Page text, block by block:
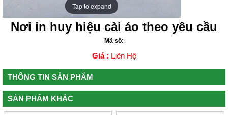
Tap to expand
Tap to expand
Nơi in huy hiệu cài áo theo yêu cầu
Mã số:
Giá : Liên Hệ
THÔNG TIN SẢN PHẨM
SẢN PHẨM KHÁC